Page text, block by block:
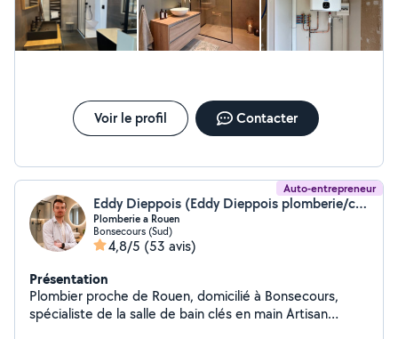
Voir le profil Contacter
Auto-entrepreneur
Eddy Dieppois (Eddy Dieppois plomberie/chauffage & salle de bain)
Plomberie a Rouen
Bonsecours (Sud)
4,8/5 (53 avis)
Présentation
Plombier proche de Rouen, domicilié à Bonsecours,
spécialiste de la salle de bain clés en main Artisan